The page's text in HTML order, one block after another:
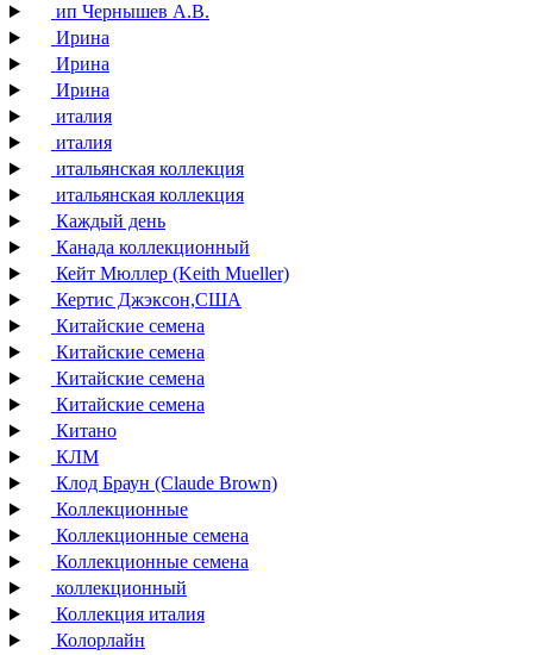
ип Чернышев А.В.
Ирина
Ирина
Ирина
италия
италия
итальянская коллекция
итальянская коллекция
Каждый день
Канада коллекционный
Кейт Мюллер (Keith Mueller)
Кертис Джэксон,США
Китайские семена
Китайские семена
Китайские семена
Китайские семена
Китано
КЛМ
Клод Браун (Claude Brown)
Коллекционные
Коллекционные семена
Коллекционные семена
коллекционный
Коллекция италия
Колорлайн